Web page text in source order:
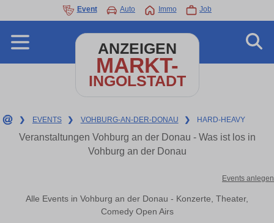
Event Auto Immo Job
ANZEIGEN
MARKT-
INGOLSTADT
❯ EVENTS ❯ VOHBURG-AN-DER-DONAU ❯ HARD-HEAVY
Veranstaltungen Vohburg an der Donau - Was ist los in
Vohburg an der Donau
Events anlegen
Alle Events in Vohburg an der Donau - Konzerte, Theater,
Comedy Open Airs